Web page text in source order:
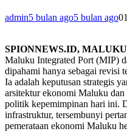
admin5 bulan ago5 bulan ago0
SPIONNEWS.ID,
Maluku Integrated Port (MIP)
dipahami hanya sebagai revisi
Ia adalah keputusan strategis
arsitektur ekonomi Maluku
politik kepemimpinan hari ini.
infrastruktur, tersembunyi
pemerataan ekonomi Maluku